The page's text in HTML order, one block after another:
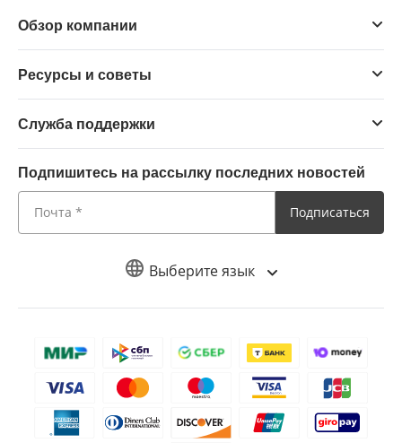
Выберите язык
Обзор компании
Ресурсы и советы
Служба поддержки
Подпишитесь на рассылку последних новостей
Подписаться